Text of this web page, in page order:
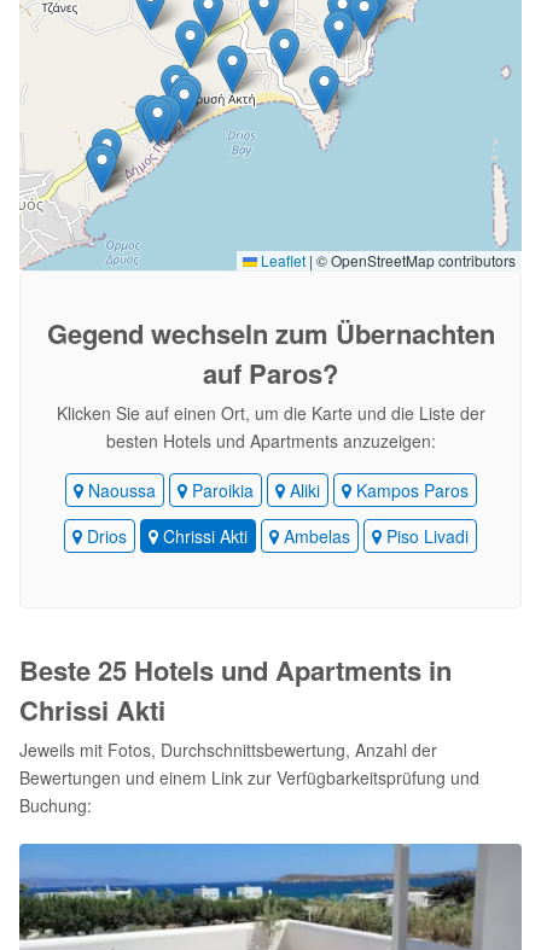
Leaflet | © OpenStreetMap contributors
Gegend wechseln zum Übernachten
auf Paros?
Klicken Sie auf einen Ort, um die Karte und die Liste der
besten Hotels und Apartments anzuzeigen:
Naoussa Paroikia Aliki
Kampos Paros
Drios
Chrissi Akti Ambelas Piso Livadi
Beste 25 Hotels und Apartments in
Chrissi Akti
Jeweils mit Fotos, Durchschnittsbewertung, Anzahl der
Bewertungen und einem Link zur Verfügbarkeitsprüfung und
Buchung: